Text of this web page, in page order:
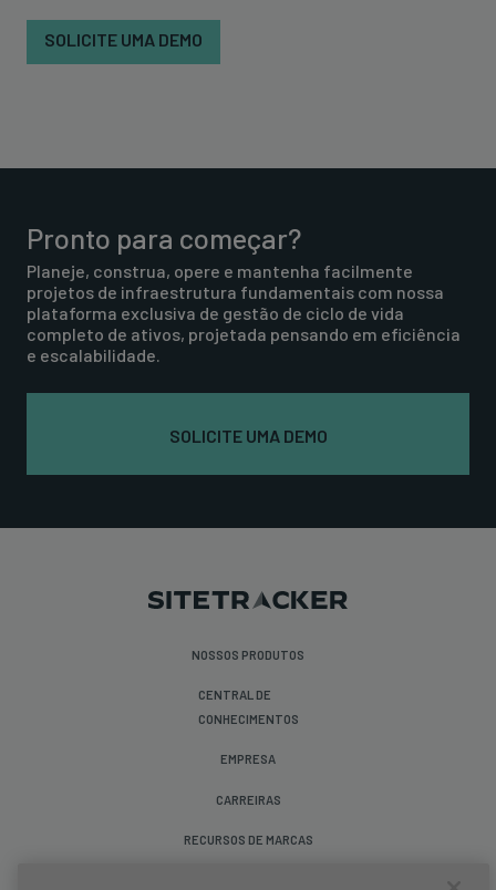
SOLICITE UMA DEMO
Pronto para começar?
Planeje, construa, opere e mantenha facilmente
projetos de infraestrutura fundamentais com nossa
plataforma exclusiva de gestão de ciclo de vida
completo de ativos, projetada pensando em eficiência
e escalabilidade.
SOLICITE UMA DEMO
NOSSOS PRODUTOS
CENTRAL DE
CONHECIMENTOS
EMPRESA
CARREIRAS
RECURSOS DE MARCAS